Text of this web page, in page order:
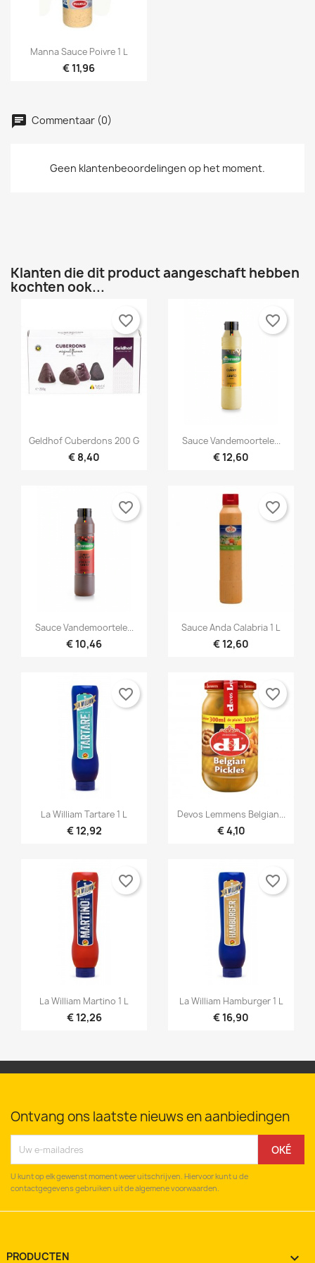
Snel bekijken
Manna Sauce Poivre 1 L
€ 11,96
Commentaar (0)
Geen klantenbeoordelingen op het moment.
Klanten die dit product aangeschaft hebben
kochten ook...
Snel bekijken
Geldhof Cuberdons 200 G
€ 8,40
favorite_border
Snel bekijken
Sauce Vandemoortele...
€ 12,60
favorite_border
Snel bekijken
Sauce Vandemoortele...
€ 10,46
favorite_border
Snel bekijken
Sauce Anda Calabria 1 L
€ 12,60
favorite_border
Snel bekijken
La William Tartare 1 L
€ 12,92
favorite_border
 Snel bekijken
Devos Lemmens Belgian...
€ 4,10
favorite_border
Snel bekijken
La William Martino 1 L
€ 12,26
favorite_border
Snel bekijken
La William Hamburger 1 L
€ 16,90
favorite_border
Ontvang ons laatste nieuws en aanbiedingen
U kunt op elk gewenst moment weer uitschrijven. Hiervoor kunt u de
contactgegevens gebruiken uit de algemene voorwaarden.
PRODUCTEN 